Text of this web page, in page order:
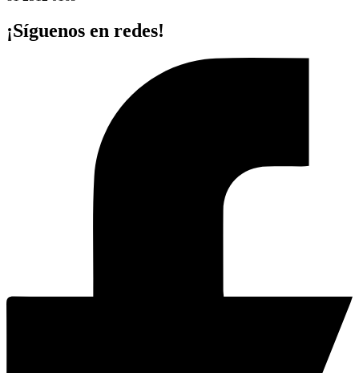
¡Síguenos en redes!